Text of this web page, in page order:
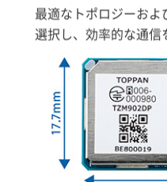
最適なトポロジーおよ
選択し、効率的な通信